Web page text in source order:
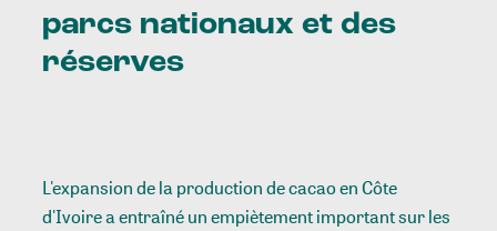
parcs nationaux et des
réserves
L'expansion de la production de cacao en Côte
d'Ivoire a entraîné un empiètement important sur les